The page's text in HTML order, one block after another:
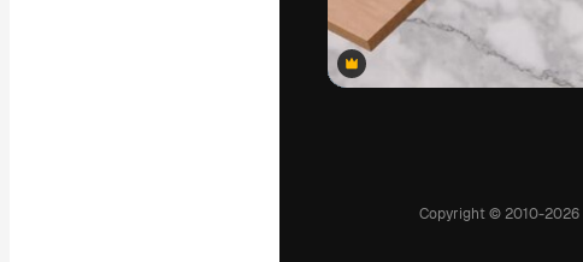
Premium
Premium
Premium
Premium
Premium
Premium
Premium
Premium
Premium
Premium
Premium
Premium
Premium
Premium
Premium
Premium
Premium
Premium
Premium
Premium
Premium
Premium
Premium
Premium
Premium
Premium
Premium
Premium
Premium
Premium
Premium
Premium
Premium
Premium
Premium
Premium
Premium
Premium
Premium
Premium
Premium
Premium
Premium
Premium
Premium
Premium
Premium
Premium
Premium
Premium
Premium
Premium
Premium
Premium
Premium
Premium
Premium
Premium
Premium
Premium
Premium
Premium
Premium
Premium
Premium
Premium
Premium
Premium
Premium
Premium
Premium
Premium
Premium
Premium
Premium
Premium
Premium
Premium
Premium
Premium
Premium
Premium
Premium
Premium
Premium
Premium
Premium
Premium
Premium
Premium
Premium
Premium
Premium
Premium
Premium
Premium
Premium
Premium
Premium
Premium
Copyright © 2010-2026